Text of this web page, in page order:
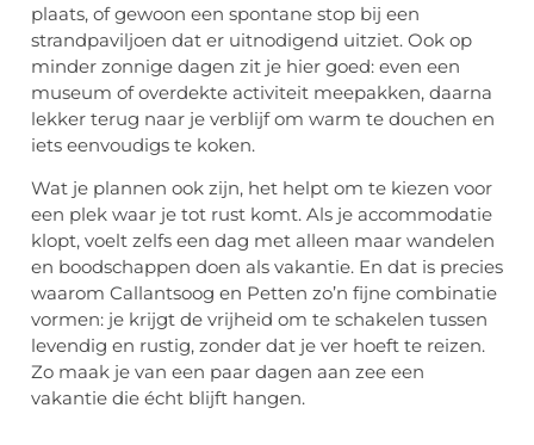
plaats, of gewoon een spontane stop bij een
strandpaviljoen dat er uitnodigend uitziet. Ook op
minder zonnige dagen zit je hier goed: even een
museum of overdekte activiteit meepakken, daarna
lekker terug naar je verblijf om warm te douchen en
iets eenvoudigs te koken.
Wat je plannen ook zijn, het helpt om te kiezen voor
een plek waar je tot rust komt. Als je accommodatie
klopt, voelt zelfs een dag met alleen maar wandelen
en boodschappen doen als vakantie. En dat is precies
waarom Callantsoog en Petten zo’n fijne combinatie
vormen: je krijgt de vrijheid om te schakelen tussen
levendig en rustig, zonder dat je ver hoeft te reizen.
Zo maak je van een paar dagen aan zee een
vakantie die écht blijft hangen.